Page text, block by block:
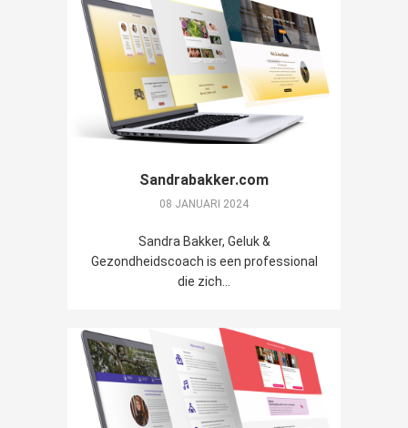
Sandrabakker.com
08 JANUARI 2024
Sandra Bakker, Geluk &
Gezondheidscoach is een professional
die zich...